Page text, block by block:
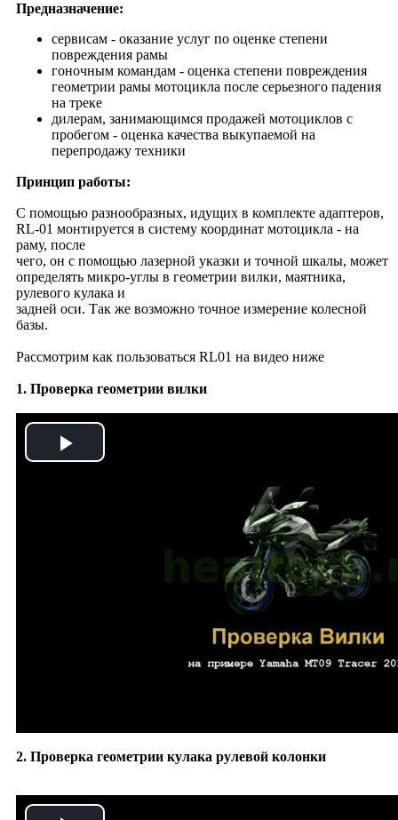
Предназначение:
сервисам - оказание услуг по оценке степени
повреждения рамы
гоночным командам - оценка степени повреждения
геометрии рамы мотоцикла после серьезного падения
на треке
дилерам, занимающимся продажей мотоциклов с
пробегом - оценка качества выкупаемой на
перепродажу техники
Принцип работы:
С помощью разнообразных, идущих в комплекте адаптеров,
RL-01 монтируется в систему координат мотоцикла - на
раму, после
чего, он с помощью лазерной указки и точной шкалы, может
определять микро-углы в геометрии вилки, маятника,
рулевого кулака и
задней оси. Так же возможно точное измерение колесной
базы.
Рассмотрим как пользоваться RL01 на видео ниже
1. Проверка геометрии вилки
Play
2. Проверка геометрии кулака рулевой колонки